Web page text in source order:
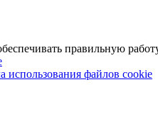
правильную
использования файлов cookie